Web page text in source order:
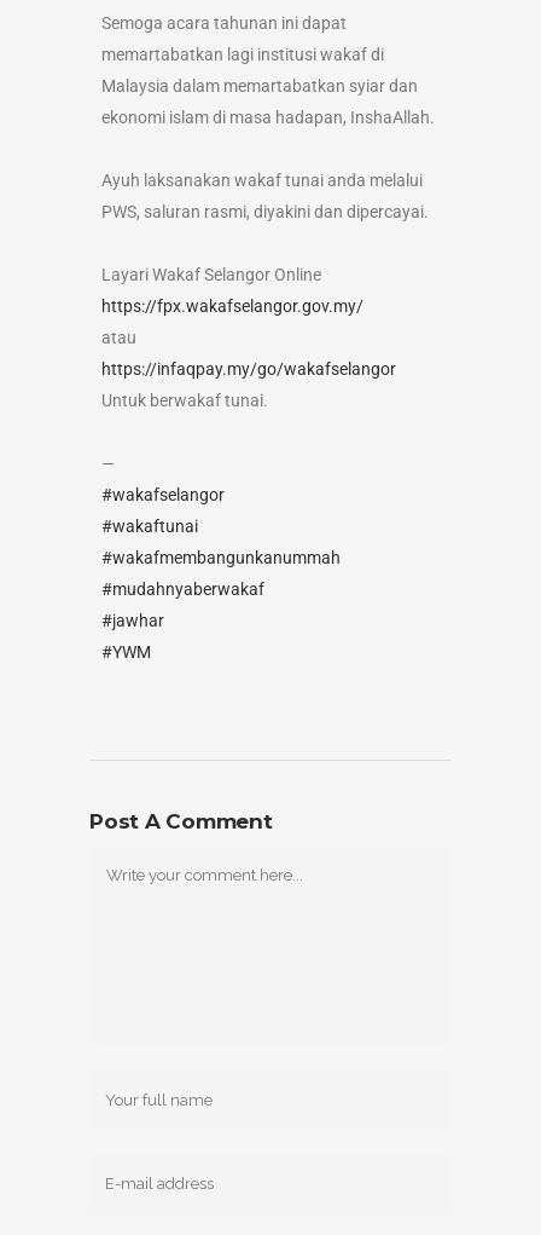
Semoga acara tahunan ini dapat
memartabatkan lagi institusi wakaf di
Malaysia dalam memartabatkan syiar dan
ekonomi islam di masa hadapan, InshaAllah.
Ayuh laksanakan wakaf tunai anda melalui
PWS, saluran rasmi, diyakini dan dipercayai.
Layari Wakaf Selangor Online
https://fpx.wakafselangor.gov.my/
atau
https://infaqpay.my/go/wakafselangor
Untuk berwakaf tunai.
—
#wakafselangor
#wakaftunai
#wakafmembangunkanummah
#mudahnyaberwakaf
#jawhar
#YWM
Post A Comment